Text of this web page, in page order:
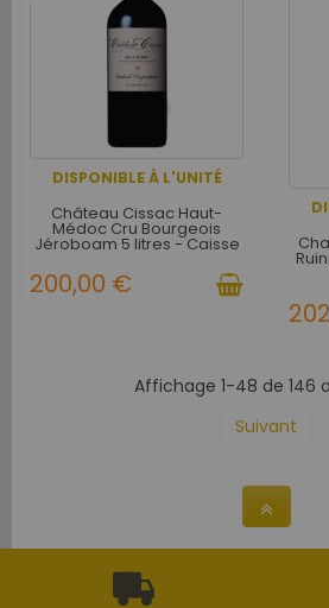
DISPONIBLE À L'UNITÉ
Château Cissac Haut-
Médoc Cru Bourgeois
Jéroboam 5 litres - Caisse
200,00 €
Affichage 1-48 de 146
Suivant